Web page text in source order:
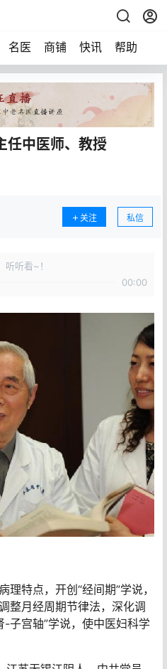
名医 商铺 快讯 帮助
任中医师、教授
关注 私信
听听看~！
00:00
特点，开创“经间期”学说，
整月经周期节律法，深化调
-子宫轴”学说，使中医妇科学